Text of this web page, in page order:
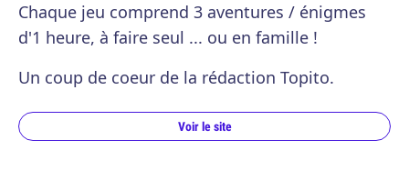
Chaque jeu comprend 3 aventures / énigmes
d'1 heure, à faire seul ... ou en famille !
Un coup de coeur de la rédaction Topito.
Voir le site